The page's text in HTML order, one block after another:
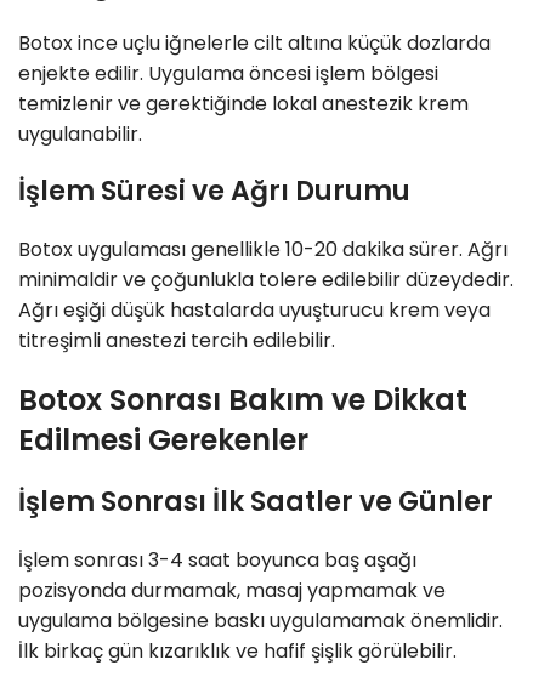
Botox ince uçlu iğnelerle cilt altına küçük dozlarda
enjekte edilir. Uygulama öncesi işlem bölgesi
temizlenir ve gerektiğinde lokal anestezik krem
uygulanabilir.
İşlem Süresi ve Ağrı Durumu
Botox uygulaması genellikle 10-20 dakika sürer. Ağrı
minimaldir ve çoğunlukla tolere edilebilir düzeydedir.
Ağrı eşiği düşük hastalarda uyuşturucu krem veya
titreşimli anestezi tercih edilebilir.
Botox Sonrası Bakım ve Dikkat
Edilmesi Gerekenler
İşlem Sonrası İlk Saatler ve Günler
İşlem sonrası 3-4 saat boyunca baş aşağı
pozisyonda durmamak, masaj yapmamak ve
uygulama bölgesine baskı uygulamamak önemlidir.
İlk birkaç gün kızarıklık ve hafif şişlik görülebilir.